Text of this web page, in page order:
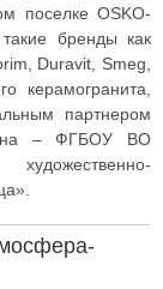
поселке OSKO-
бренды как
Duravit, Smeg,
керамогранита,
партнером
– ФГБОУ ВО
художественно-